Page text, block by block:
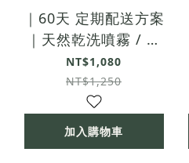
｜60天 定期配送方案
｜天然乾洗噴霧 / 補
充瓶 500ml
NT$1,080
NT$1,250
加入購物車